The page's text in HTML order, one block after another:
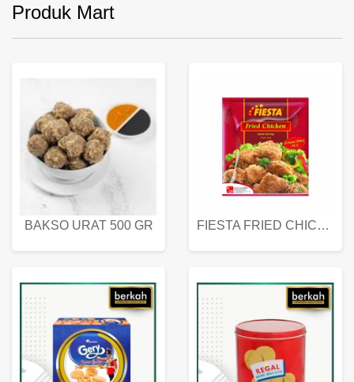
Produk Mart
BAKSO URAT 500 GR FIESTA FRIED CHICKEN 500 GR